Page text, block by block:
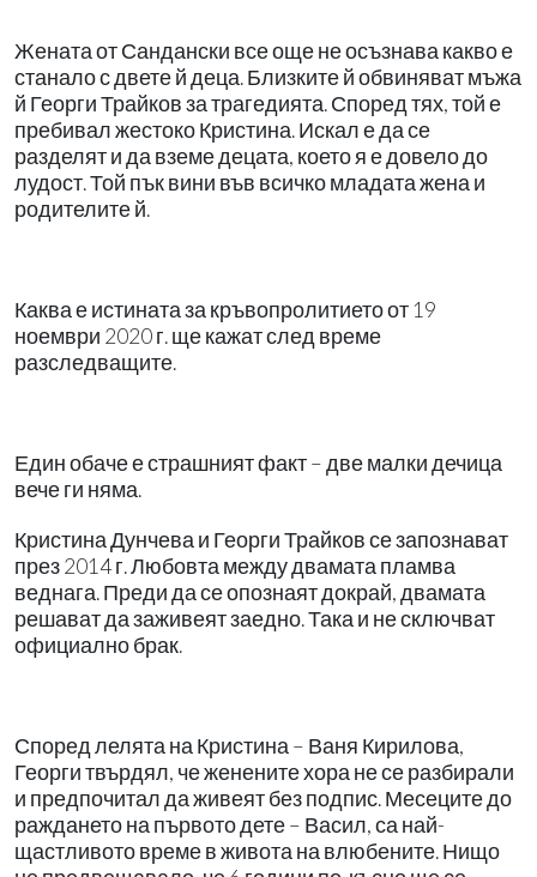
Жената от Сандански все още не осъзнава какво е
станало с двете й деца. Близките й обвиняват мъжа
й Георги Трайков за трагедията. Според тях, той е
пребивал жестоко Кристина. Искал е да се
разделят и да вземе децата, което я е довело до
лудост. Той пък вини във всичко младата жена и
родителите й.
Каква е истината за кръвопролитието от 19
ноември 2020 г. ще кажат след време
разследващите.
Един обаче е страшният факт – две малки дечица
вече ги няма.
Кристина Дунчева и Георги Трайков се запознават
през 2014 г. Любовта между двамата пламва
веднага. Преди да се опознаят докрай, двамата
решават да заживеят заедно. Така и не сключват
официално брак.
Според лелята на Кристина – Ваня Кирилова,
Георги твърдял, че женените хора не се разбирали
и предпочитал да живеят без подпис. Месеците до
раждането на първото дете – Васил, са най-
щастливото време в живота на влюбените. Нищо